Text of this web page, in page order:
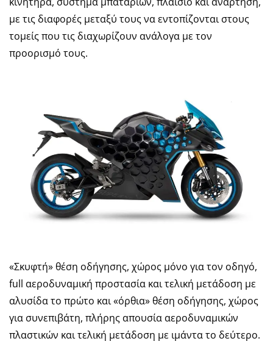
με τις διαφορές μεταξύ τους να εντοπίζονται στους
τομείς που τις διαχωρίζουν ανάλογα με τον
προορισμό τους.
«Σκυφτή» θέση οδήγησης, χώρος μόνο για τον οδηγό,
full αεροδυναμική προστασία και τελική μετάδοση με
αλυσίδα το πρώτο και «όρθια» θέση οδήγησης, χώρος
για συνεπιβάτη, πλήρης απουσία αεροδυναμικών
πλαστικών και τελική μετάδοση με ιμάντα το δεύτερο.